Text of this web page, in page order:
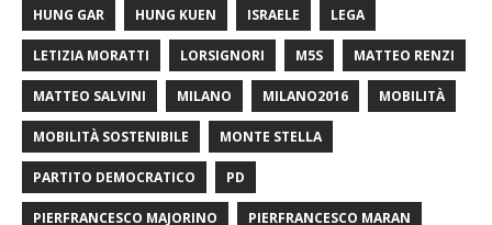
HUNG GAR HUNG KUEN ISRAELE LEGA
LETIZIA MORATTI LORSIGNORI M5S MATTEO RENZI
MATTEO SALVINI MILANO MILANO2016 MOBILITÀ
MOBILITÀ SOSTENIBILE MONTE STELLA
PARTITO DEMOCRATICO PD
PIERFRANCESCO MAJORINO PIERFRANCESCO MARAN